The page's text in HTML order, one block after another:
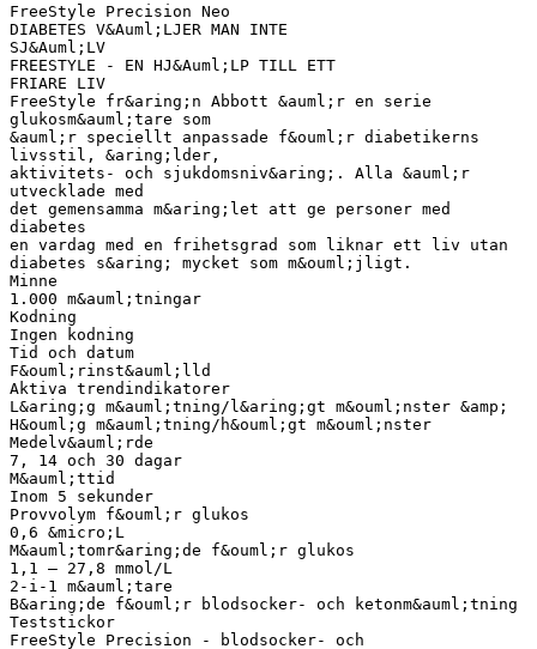
FreeStyle Precision Neo
DIABETES V&Auml;LJER MAN INTE
SJ&Auml;LV
FREESTYLE - EN HJ&Auml;LP TILL ETT
FRIARE LIV
FreeStyle fr&aring;n Abbott &auml;r en serie
glukosm&auml;tare som
&auml;r speciellt anpassade f&ouml;r diabetikerns
livsstil, &aring;lder,
aktivitets- och sjukdomsniv&aring;. Alla &auml;r
utvecklade med
det gemensamma m&aring;let att ge personer med
diabetes
en vardag med en frihetsgrad som liknar ett liv utan
diabetes s&aring; mycket som m&ouml;jligt.
Minne
1.000 m&auml;tningar
Kodning
Ingen kodning
Tid och datum
F&ouml;rinst&auml;lld
Aktiva trendindikatorer
L&aring;g m&auml;tning/l&aring;gt m&ouml;nster &amp;
H&ouml;g m&auml;tning/h&ouml;gt m&ouml;nster
Medelv&auml;rde
7, 14 och 30 dagar
M&auml;ttid
Inom 5 sekunder
Provvolym f&ouml;r glukos
0,6 &micro;L
M&auml;tomr&aring;de f&ouml;r glukos
1,1 – 27,8 mmol/L
2-i-1 m&auml;tare
B&aring;de f&ouml;r blodsocker- och ketonm&auml;tning
Teststickor
FreeStyle Precision - blodsocker- och